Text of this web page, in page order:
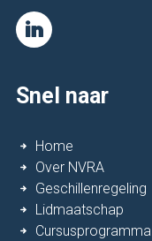
Snel naar
Home
Over NVRA
Geschillenregeling
Lidmaatschap
Cursusprogramma